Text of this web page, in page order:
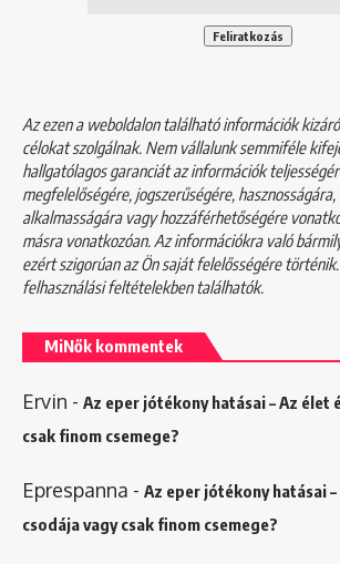
Az ezen a weboldalon található információk
célokat szolgálnak. Nem vállalunk semmiféle
hallgatólagos garanciát az információk
megfelelőségére, jogszerűségére,
alkalmasságára vagy hozzáférhetőségére
másra vonatkozóan. Az információkra való
ezért szigorúan az Ön saját felelősségére
felhasználási feltételekbentalálhatók.
MiNők kommentek
Ervin - Az eper jótékony hatásai – Az élet
csak finom csemege?
Eprespanna - Az eper jótékony hatásai
csodája vagy csak finom csemege?